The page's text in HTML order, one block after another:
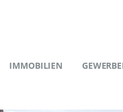
IMMOBILIEN